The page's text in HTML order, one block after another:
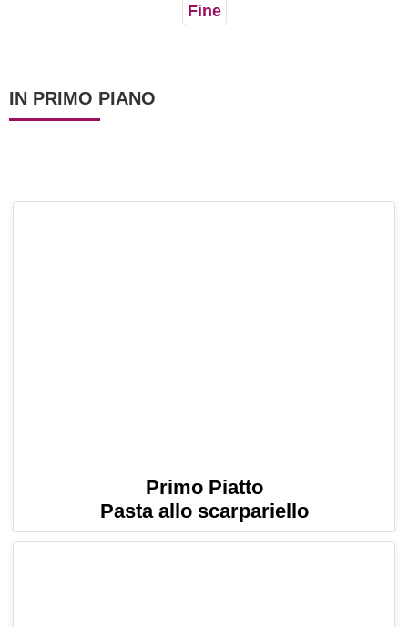
Fine
IN PRIMO PIANO
Primo Piatto
Pasta allo scarpariello